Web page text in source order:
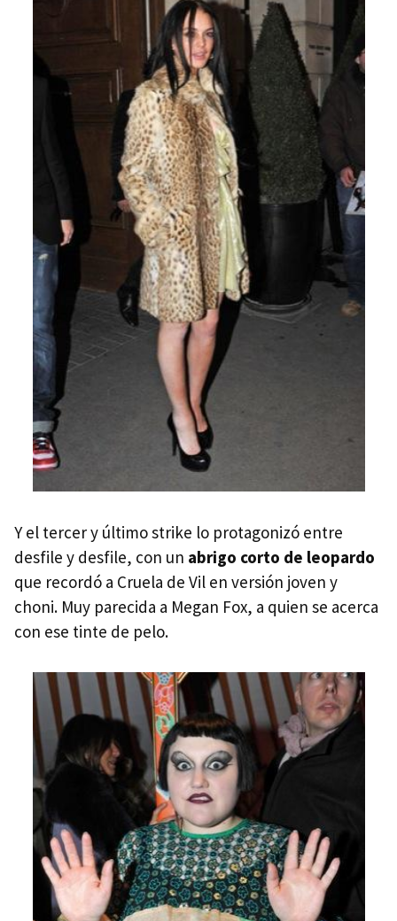
Y el tercer y último strike lo protagonizó entre
desfile y desfile, con un abrigo corto de leopardo
que recordó a Cruela de Vil en versión joven y
choni. Muy parecida a Megan Fox, a quien se acerca
con ese tinte de pelo.